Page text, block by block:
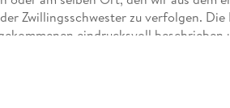
Satz mit dem Exfreund extrem die
ich mich, ob dieser überhaupt
Zwillingsschwester zu verfolgen.
eindrucksvoll